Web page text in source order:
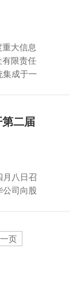
重大信息
有限责任
集成于一
二届
月八日召
公司向股
页